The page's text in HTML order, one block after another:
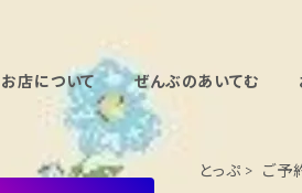
お店について ぜんぶのあいてむ
とっぷ ご予